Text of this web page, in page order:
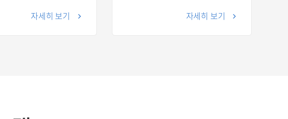
자세히 보기 자세히 보기